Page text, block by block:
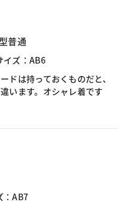
普通
イズ：AB6
ドは持っておくものだと、
います。オシャレ着です
：AB7